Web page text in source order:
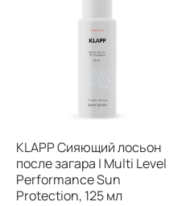
KLAPP Сияющий лосьон
после загара | Multi Level
Performance Sun
Protection, 125 мл